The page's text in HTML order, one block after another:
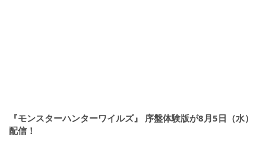
『モンスターハンターワイルズ』 序盤体験版が8月5日（水）
配信！